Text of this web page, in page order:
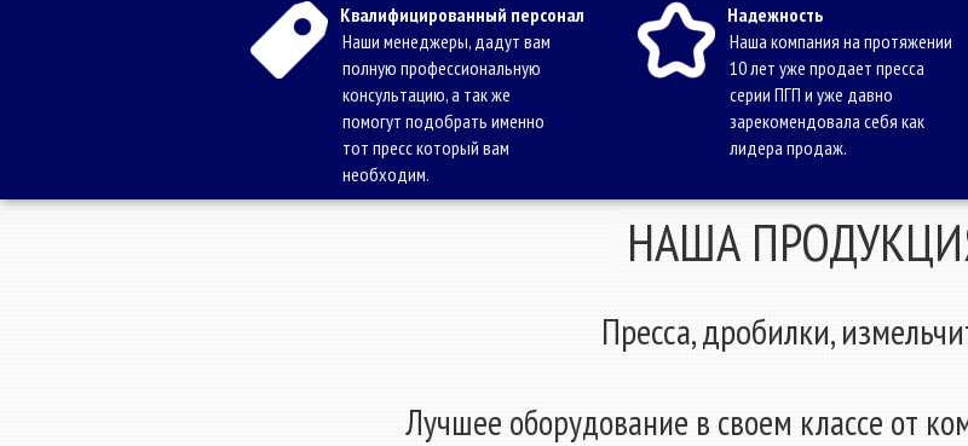
Квалифицированный персонал
Наши менеджеры, дадут вам
полную профессиональную
консультацию, а так же
помогут подобрать именно
тот пресс который вам
необходим.
Надежность
Наша компания на протяжении
10 лет уже продает пресса
серии ПГП и уже давно
зарекомендовала себя как
лидера продаж.
НАША
Пресса, дробилки,
Лучшее оборудование в своем классе от